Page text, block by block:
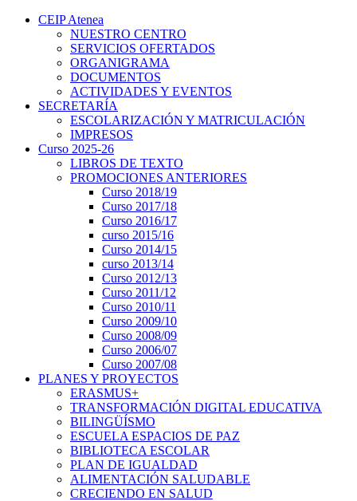
CEIP Atenea
NUESTRO CENTRO
SERVICIOS OFERTADOS
ORGANIGRAMA
DOCUMENTOS
ACTIVIDADES Y EVENTOS
SECRETARÍA
ESCOLARIZACIÓN Y MATRICULACIÓN
IMPRESOS
Curso 2025-26
LIBROS DE TEXTO
PROMOCIONES ANTERIORES
Curso 2018/19
Curso 2017/18
Curso 2016/17
curso 2015/16
Curso 2014/15
curso 2013/14
Curso 2012/13
Curso 2011/12
Curso 2010/11
Curso 2009/10
Curso 2008/09
Curso 2006/07
Curso 2007/08
PLANES Y PROYECTOS
ERASMUS+
TRANSFORMACIÓN DIGITAL EDUCATIVA
BILINGÜÍSMO
ESCUELA ESPACIOS DE PAZ
BIBLIOTECA ESCOLAR
PLAN DE IGUALDAD
ALIMENTACIÓN SALUDABLE
CRECIENDO EN SALUD